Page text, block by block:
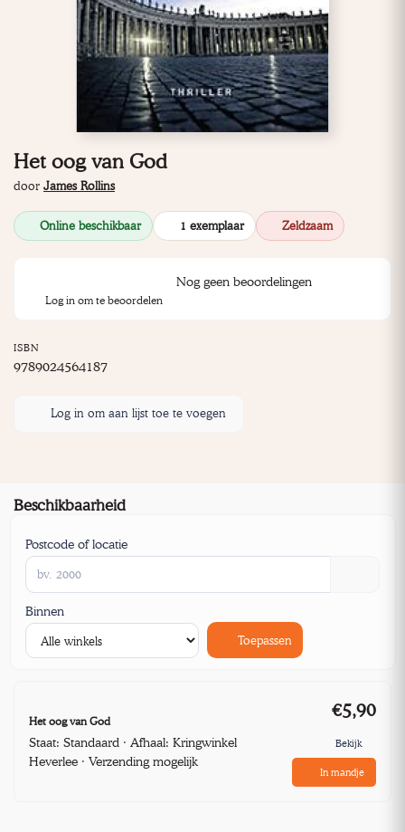
Het oog van God
door James Rollins
Online beschikbaar 1 exemplaar Zeldzaam
Nog geen beoordelingen
Log in om te beoordelen
ISBN
9789024564187
Log in om aan lijst toe te voegen
Beschikbaarheid
Postcode of locatie
Binnen
Toepassen
Het oog van God
Staat: Standaard · Afhaal: Kringwinkel
Heverlee · Verzending mogelijk
€5,90
Bekijk
In mandje